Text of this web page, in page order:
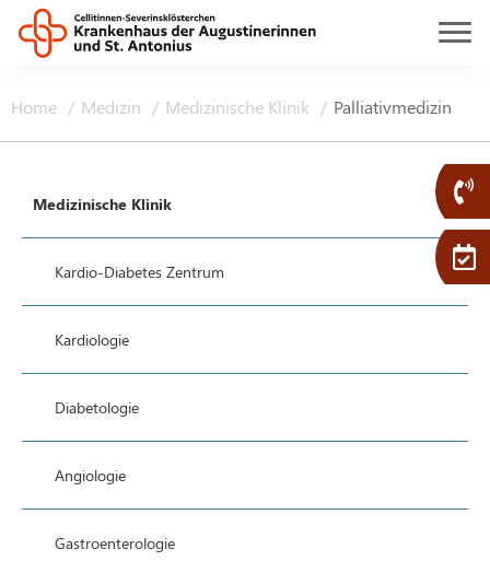
Home Medizin Medizinische Klinik Palliativmedizin
Medizinische Klinik
Kardio-Diabetes Zentrum
Kardiologie
Diabetologie
Angiologie
Gastroenterologie